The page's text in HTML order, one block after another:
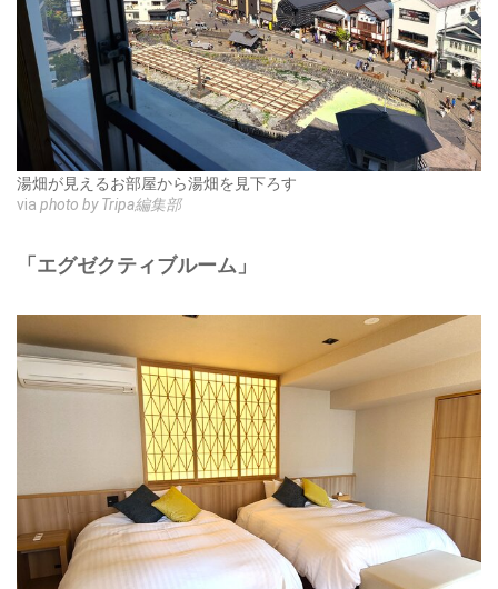
湯畑が見えるお部屋から湯畑を見下ろす
via photo by Tripa編集部
「エグゼクティブルーム」